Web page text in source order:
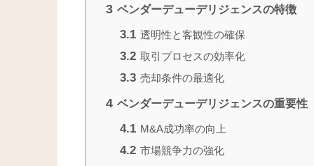
3 ベンダーデューデリジェンスの特徴
3.1 透明性と客観性の確保
3.2 取引プロセスの効率化
3.3 売却条件の最適化
4 ベンダーデューデリジェンスの重要性
4.1 M&A成功率の向上
4.2 市場競争力の強化